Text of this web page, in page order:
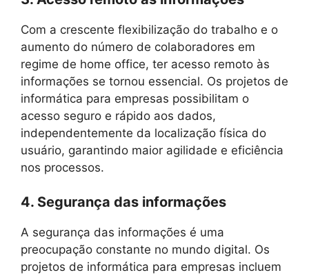
Com a crescente flexibilização do trabalho e o
aumento do número de colaboradores em
regime de home office, ter acesso remoto às
informações se tornou essencial. Os projetos de
informática para empresas possibilitam o
acesso seguro e rápido aos dados,
independentemente da localização física do
usuário, garantindo maior agilidade e eficiência
nos processos.
4. Segurança das informações
A segurança das informações é uma
preocupação constante no mundo digital. Os
projetos de informática para empresas incluem